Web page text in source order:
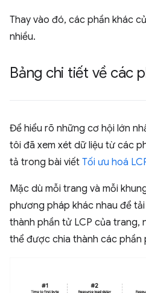
Thay vào đó, các phần khác
nhiều.
Bảng chi tiết về các
Để hiểu rõ những cơ hội lớn
tôi đã xem xét dữ liệu từ các
tả trong bài viết Tối ưu hoá
Mặc dù mỗi trang và mỗi
phương pháp khác nhau để
thành phần tử LCP của trang,
thể được chia thành các phần